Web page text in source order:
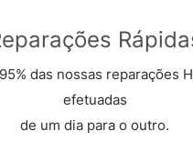
das nossas reparações
efetuadas
de um dia para o outro.